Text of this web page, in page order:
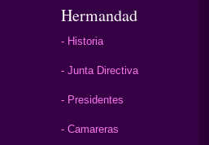
Hermandad
- Historia
- Junta Directiva
- Presidentes
- Camareras